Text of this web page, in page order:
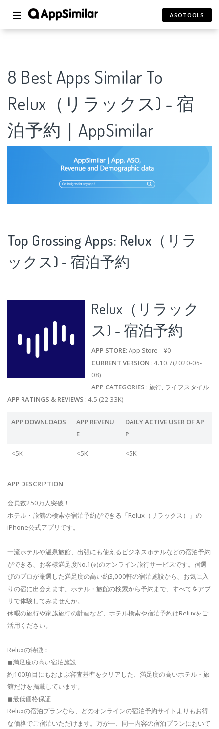
☰ ASOTOOLS
8 Best Apps Similar To
Relux（リラックス) - 宿
泊予約｜AppSimilar
Top Grossing Apps: Relux（リラ
ックス) - 宿泊予約
Relux（リラック
ス) - 宿泊予約
APP STORE: App Store ¥0
CURRENT VERSION : 4.10.7(2020-06-
08)
APP CATEGORIES : 旅行, ライフスタイル
APP RATINGS & REVIEWS : 4.5 (22.33K)
APP DOWNLOADS
APP REVENU
E
DAILY ACTIVE USER OF AP
P
<5K <5K <5K
APP DESCRIPTION
会員数250万人突破！
ホテル・旅館の検索や宿泊予約ができる「Relux（リラックス）」の
iPhone公式アプリです。
一流ホテルや温泉旅館、出張にも使えるビジネスホテルなどの宿泊予約
ができる、お客様満足度No.1(※)のオンライン旅行サービスです。宿選
びのプロが厳選した満足度の高い約3,000軒の宿泊施設から、お気に入
りの宿に出会えます。ホテル・旅館の検索から予約まで、すべてをアプ
リで体験してみませんか。
休暇の旅行や家族旅行の計画など、ホテル検索や宿泊予約はReluxをご
活用ください。
Reluxの特徴：
◼満足度の高い宿泊施設
約100項目にもおよぶ審査基準をクリアした、満足度の高いホテル・旅
館だけを掲載しています。
◼最低価格保証
Reluxの宿泊プランなら、どのオンラインの宿泊予約サイトよりもお得
な価格でご宿泊いただけます。万が一、同一内容の宿泊プランにおいて